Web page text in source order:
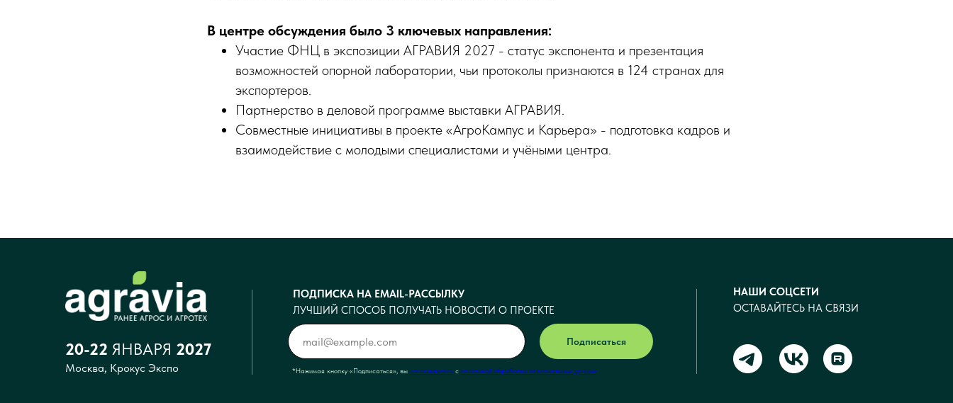
В центре обсуждения было 3 ключевых направления:
Участие ФНЦ в экспозиции АГРАВИЯ 2027 - статус экспонента и презентация
возможностей опорной лаборатории, чьи протоколы признаются в 124 странах для
экспортеров.
Партнерство в деловой программе выставки АГРАВИЯ.
Совместные инициативы в проекте «АгроКампус и Карьера» - подготовка кадров и
взаимодействие с молодыми специалистами и учёными центра.
20-22 ЯНВАРЯ 2027
Москва, Крокус Экспо
НАШИ СОЦСЕТИ
ОСТАВАЙТЕСЬ НА СВЯЗИ
ПОДПИСКА НА EMAIL-РАССЫЛКУ
ЛУЧШИЙ СПОСОБ ПОЛУЧАТЬ НОВОСТИ О ПРОЕКТЕ
*Нажимая кнопку <<Подписаться>>, вы соглашаетесь с политикой обработки персональных данных
Подписаться